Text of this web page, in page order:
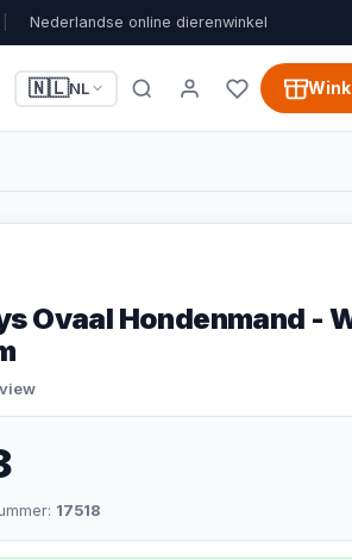
Nederlandse online dierenwinkel
🇳🇱NL
Ovaal Hondenmand -
17518